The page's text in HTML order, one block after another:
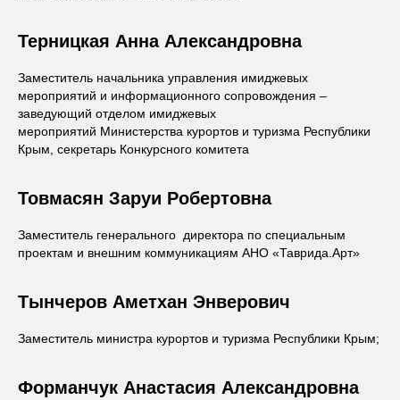
Терницкая Анна Александровна
Заместитель начальника управления имиджевых
мероприятий и информационного сопровождения –
заведующий отделом имиджевых
мероприятий Министерства курортов и туризма Республики
Крым, секретарь Конкурсного комитета
Товмасян Заруи Робертовна
Заместитель генерального директора по специальным
проектам и внешним коммуникациям АНО «Таврида.Арт»
Тынчеров Аметхан Энверович
Заместитель министра курортов и туризма Республики Крым;
Форманчук Анастасия Александровна